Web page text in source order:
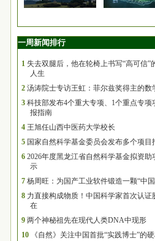
一周新闻排行
1 失去双腿后，他在轮椅上书写“高可信”
人生
2 汤涛院士专访王虹：菲尔兹奖得主的数
3 科技部发布4个重大专项、1个重点专项
报指南
4 王旭任山西中医药大学校长
5 国家自然科学基金委员会发布多个项目
6 2026年度黑龙江省自然科学基金拟资助
示
7 杨周旺：为国产工业软件锻造一颗“中
8 力直接构成物质！中国科学家首次认证
在
9 两个神秘祖先在现代人类DNA中现形
10
《自然》关注中国首批“实践博士”的